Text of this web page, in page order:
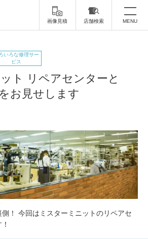
画像見積 店舗検索 MENU
いて
靴磨き
時計修理・電池交換
合鍵の作製
いろな修理サー
ビス
ト リペアセンターと
お見せします
！ 今回はミスターミニットのリペアセ